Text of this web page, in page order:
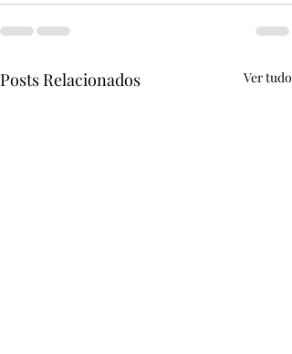
Posts Relacionados Ver tudo